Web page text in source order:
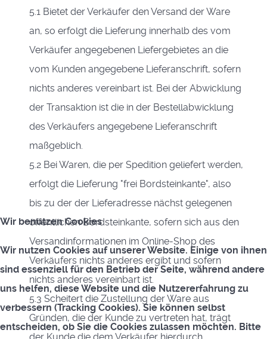
5.1 Bietet der Verkäufer den Versand der Ware
an, so erfolgt die Lieferung innerhalb des vom
Verkäufer angegebenen Liefergebietes an die
vom Kunden angegebene Lieferanschrift, sofern
nichts anderes vereinbart ist. Bei der Abwicklung
der Transaktion ist die in der Bestellabwicklung
des Verkäufers angegebene Lieferanschrift
maßgeblich.
5.2 Bei Waren, die per Spedition geliefert werden,
erfolgt die Lieferung "frei Bordsteinkante", also
bis zu der der Lieferadresse nächst gelegenen
öffentlichen Bordsteinkante, sofern sich aus den
Versandinformationen im Online-Shop des
Verkäufers nichts anderes ergibt und sofern
nichts anderes vereinbart ist.
5.3 Scheitert die Zustellung der Ware aus
Gründen, die der Kunde zu vertreten hat, trägt
Wir benutzen Cookies
Wir nutzen Cookies auf unserer Website. Einige von ihnen
sind essenziell für den Betrieb der Seite, während andere
uns helfen, diese Website und die Nutzererfahrung zu
verbessern (Tracking Cookies). Sie können selbst
entscheiden, ob Sie die Cookies zulassen möchten. Bitte